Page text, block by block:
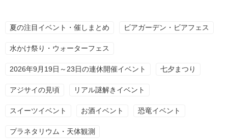
夏の注目イベント・催しまとめ ビアガーデン・ビアフェス
水かけ祭り・ウォーターフェス
2026年9月19日～23日の連休開催イベント 七夕まつり
アジサイの見頃 リアル謎解きイベント
スイーツイベント お酒イベント 恐竜イベント
プラネタリウム・天体観測